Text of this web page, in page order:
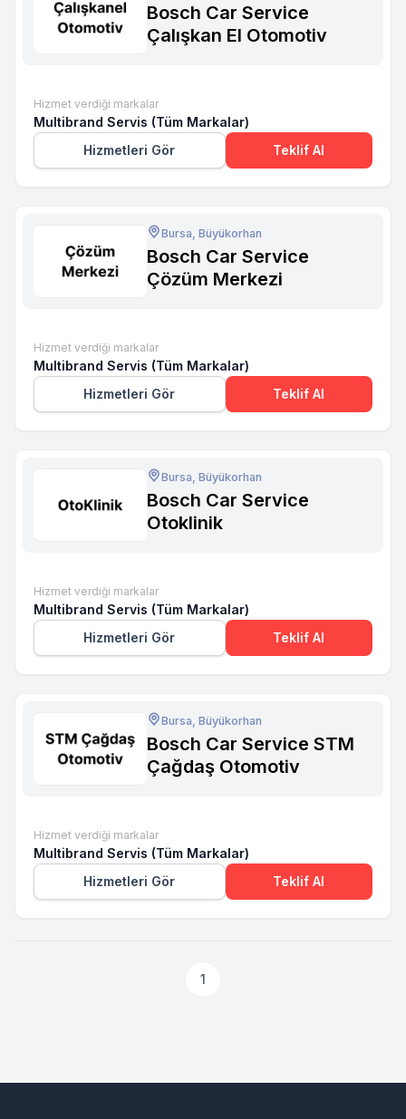
Bosch Car Service
Çalışkan El Otomotiv
Hizmet verdiği markalar
Multibrand Servis (Tüm Markalar)
Hizmetleri Gör
Teklif Al
Bursa, Büyükorhan
Bosch Car Service
Çözüm Merkezi
Hizmet verdiği markalar
Multibrand Servis (Tüm Markalar)
Hizmetleri Gör
Teklif Al
Bursa, Büyükorhan
Bosch Car Service
Otoklinik
Hizmet verdiği markalar
Multibrand Servis (Tüm Markalar)
Hizmetleri Gör
Teklif Al
Bursa, Büyükorhan
Bosch Car Service STM
Çağdaş Otomotiv
Hizmet verdiği markalar
Multibrand Servis (Tüm Markalar)
Hizmetleri Gör
Teklif Al
1